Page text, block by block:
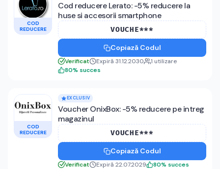
COD
REDUCERE
Cod reducere Lerato: -5% reducere la
huse si accesorii smartphone
VOUCHE***
Copiază Codul
Verificat Expiră 31.12.2030 1 utilizare
80% succes
COD
REDUCERE
EXCLUSIV
Voucher OnixBox: -5% reducere pe intreg
magazinul
VOUCHE***
Copiază Codul
Verificat Expiră 22.07.2029 80% succes